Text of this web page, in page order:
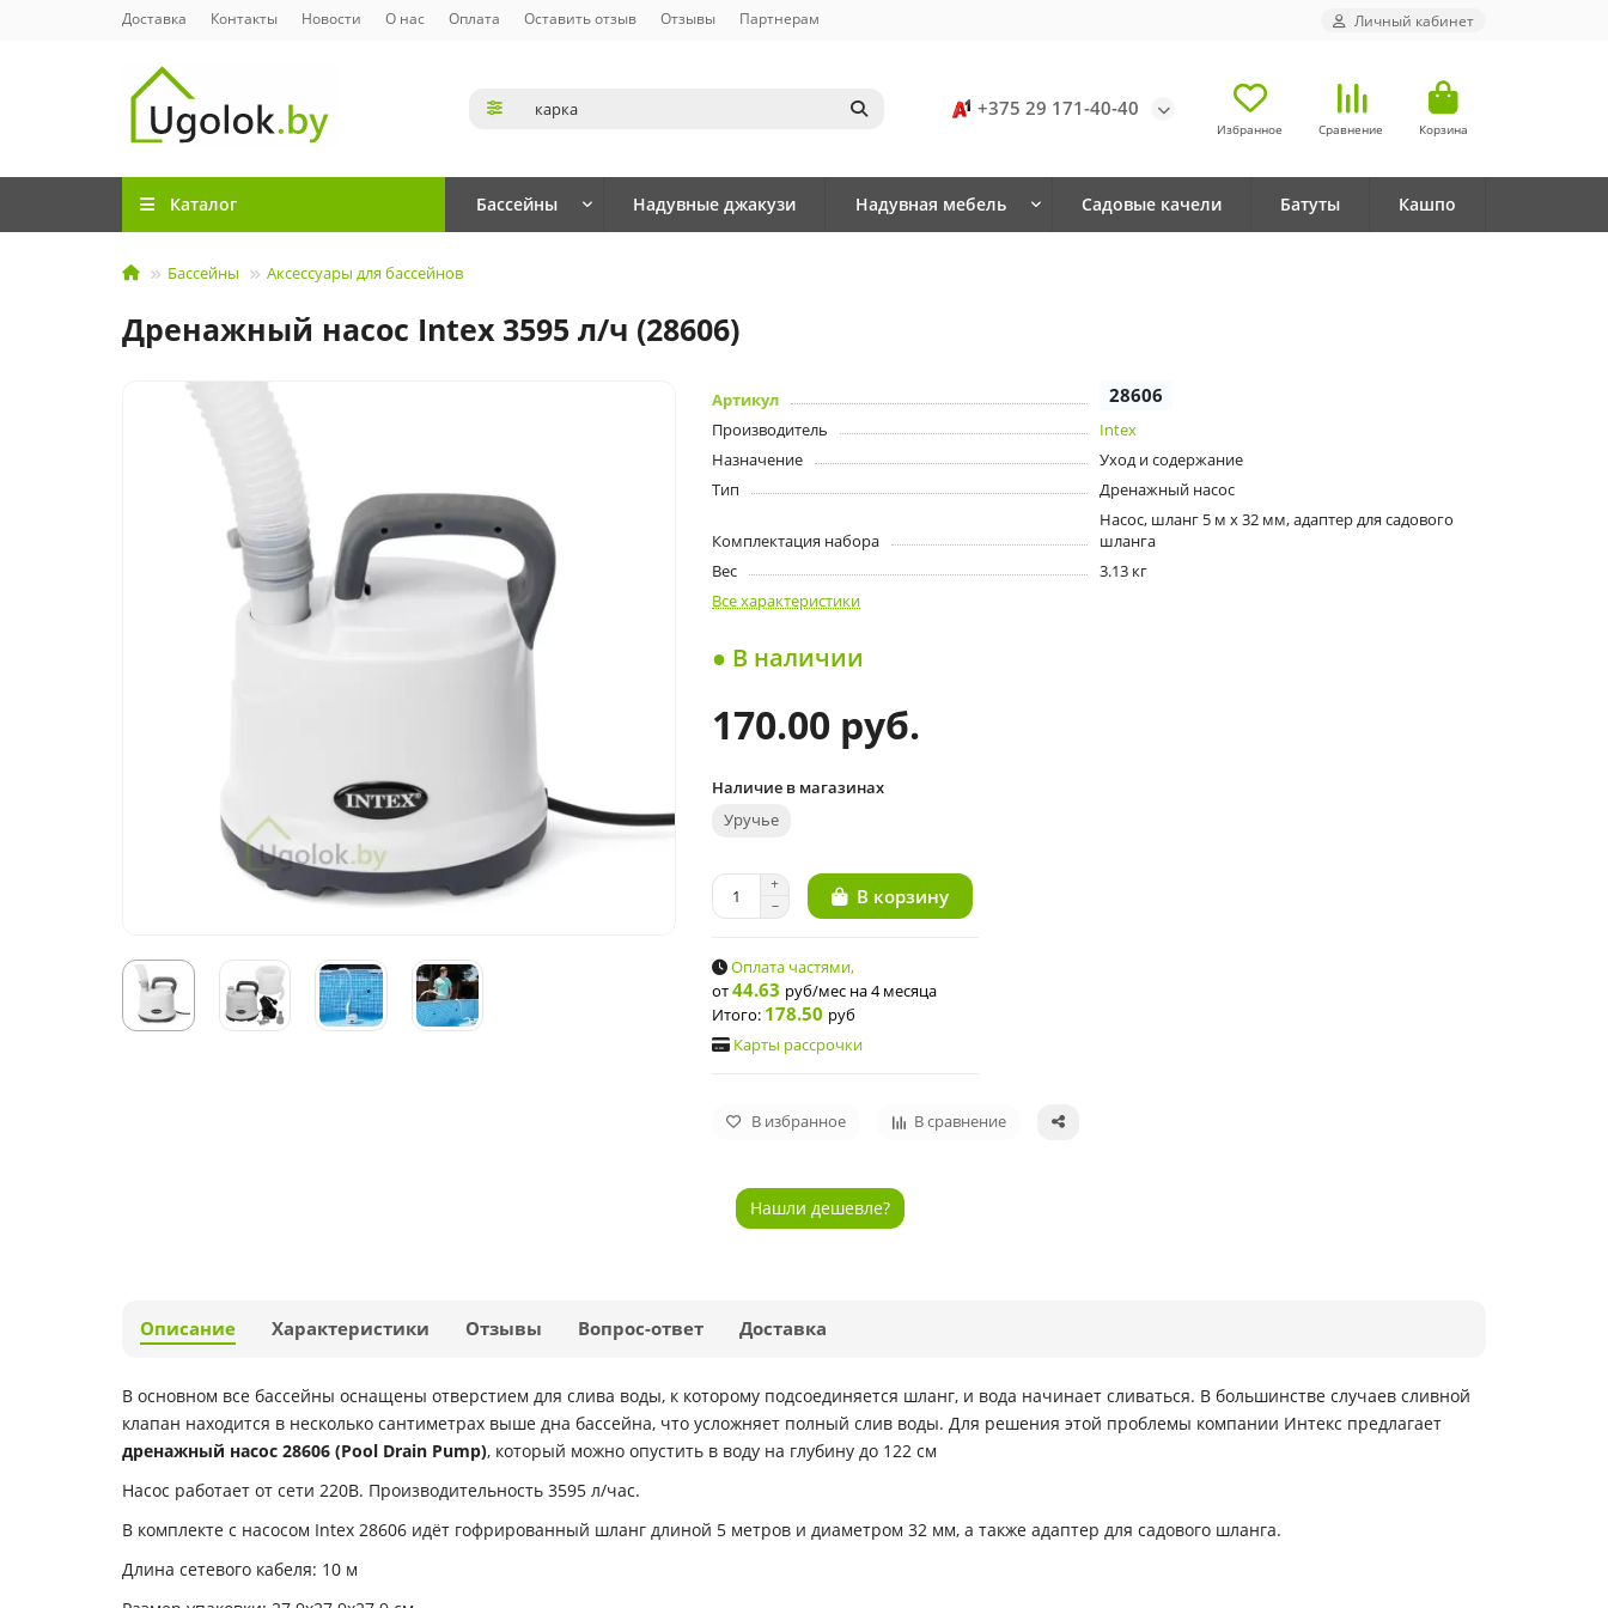
Доставка Контакты Новости О нас Оплата Оставить отзыв Отзывы Партнерам Личный кабинет
+375 29 171-40-40
Избранное Сравнение Корзина
Каталог Бассейны Надувные джакузи Надувная мебель Садовые качели Батуты Кашпо
Бассейны Аксессуары для бассейнов
Дренажный насос Intex 3595 л/ч (28606)
Артикул 28606
Производитель
Intex
Назначение
Уход и содержание
Тип
Дренажный насос
Комплектация набора
Насос, шланг 5 м х 32 мм, адаптер для садового
шланга
Вес
3.13 кг
Все характеристики
● В наличии
170.00 руб.
Наличие в магазинах
Уручье
В корзину
Оплата частями,
от44.63 руб/мес на 4 месяца
Итого: 178.50 руб
Карты рассрочки
В избранное В сравнение
Нашли дешевле?
Описание Характеристики Отзывы Вопрос-ответ Доставка
В основном все бассейны оснащены отверстием для слива воды, к которому подсоединяется шланг, и вода начинает сливаться. В большинстве случаев сливной
клапан находится в несколько сантиметрах выше дна бассейна, что усложняет полный слив воды. Для решения этой проблемы компании Интекс предлагает
дренажный насос 28606 (Pool Drain Pump), который можно опустить в воду на глубину до 122 см
Насос работает от сети 220В. Производительность 3595 л/час.
В комплекте с насосом Intex 28606 идёт гофрированный шланг длиной 5 метров и диаметром 32 мм, а также адаптер для садового шланга.
Длина сетевого кабеля: 10 м